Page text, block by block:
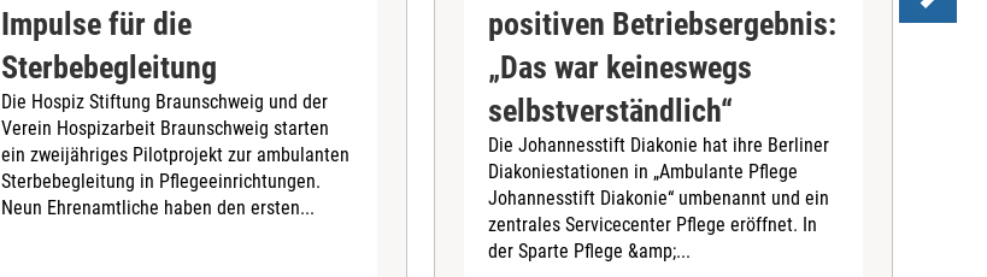
Impulse für die
Sterbebegleitung
Die Hospiz Stiftung Braunschweig und der
Verein Hospizarbeit Braunschweig starten
ein zweijähriges Pilotprojekt zur ambulanten
Sterbebegleitung in Pflegeeinrichtungen.
Neun Ehrenamtliche haben den ersten...
positiven Betriebsergebnis:
„Das war keineswegs
selbstverständlich“
Die Johannesstift Diakonie hat ihre Berliner
Diakoniestationen in „Ambulante Pflege
Johannesstift Diakonie“ umbenannt und ein
zentrales Servicecenter Pflege eröffnet. In
der Sparte Pflege &amp;...